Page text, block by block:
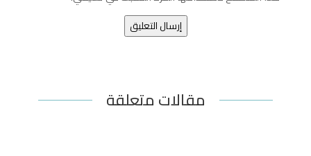
إرسال التعليق
مقالات متعلقة